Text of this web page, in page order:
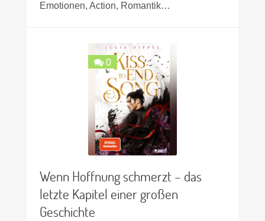
Emotionen, Action, Romantik…
0
Wenn Hoffnung schmerzt – das
letzte Kapitel einer großen
Geschichte